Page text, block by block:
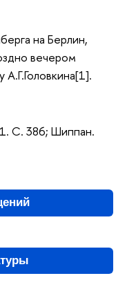
на Берлин,
вечером
С. 386; Шиппан.